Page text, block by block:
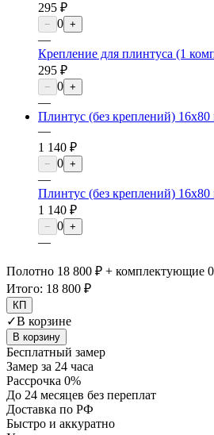
295 ₽
− 0 +
—
Крепление для плинтуса (1
295 ₽
− 0 +
—
Плинтус (без креплений)
—
1 140 ₽
− 0 +
—
Плинтус (без креплений)
1 140 ₽
− 0 +
—
Полотно 18 800 ₽ + комплектующие
Итого: 18 800 ₽
КП
✓В корзине
В корзину
Бесплатный замер
Замер за 24 часа
Рассрочка 0%
До 24 месяцев без переплат
Доставка по РФ
Быстро и аккуратно